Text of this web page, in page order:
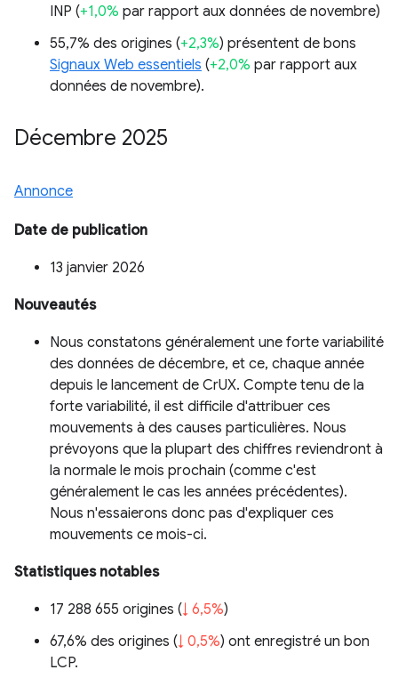
INP (+1,0% par rapport aux données de novembre)
55,7% des origines (+2,3%) présentent de bons
Signaux Web essentiels (+2,0% par rapport aux
données de novembre).
Décembre 2025
Annonce
Date de publication
13 janvier 2026
Nouveautés
Nous constatons généralement une forte variabilité
des données de décembre, et ce, chaque année
depuis le lancement de CrUX. Compte tenu de la
forte variabilité, il est difficile d'attribuer ces
mouvements à des causes particulières. Nous
prévoyons que la plupart des chiffres reviendront à
la normale le mois prochain (comme c'est
généralement le cas les années précédentes).
Nous n'essaierons donc pas d'expliquer ces
mouvements ce mois-ci.
Statistiques notables
17 288 655 origines (↓ 6,5%)
67,6% des origines (↓ 0,5%) ont enregistré un bon
LCP.